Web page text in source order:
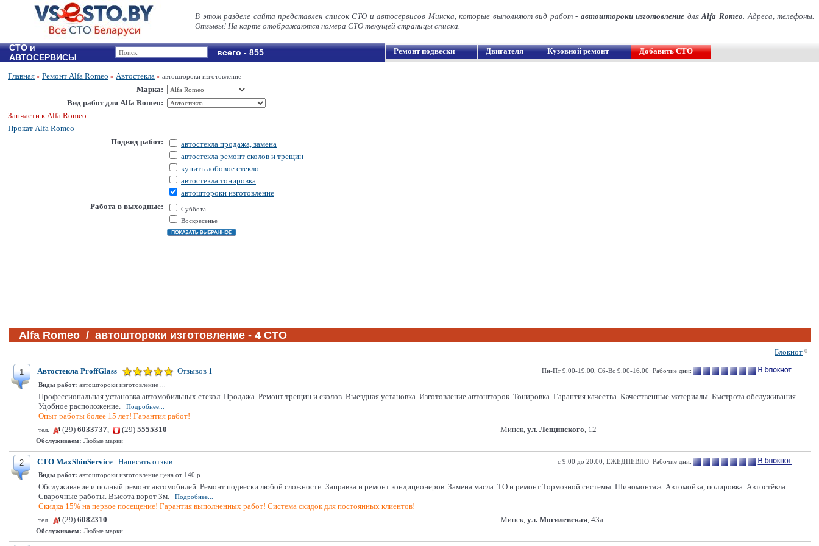
В этом разделе сайта представлен список СТО и автосервисов Минска, которые выполняют вид работ - автоштороки изготовление дляAlfa Romeo. Адреса, телефоны.
Отзывы! На карте отображаются номера СТО текущей страницы списка.
СТО и
АВТОСЕРВИСЫ
всего - 855 Ремонт подвески Двигателя Кузовной ремонт Добавить СТО
Главная » Ремонт Alfa Romeo » Автостекла » автоштороки изготовление
Марка:
Вид работ для Alfa Romeo:
Запчасти к Alfa Romeo
Прокат Alfa Romeo
Подвид работ:
автостекла продажа, замена
автостекла ремонт сколов и трещин
купить лобовое стекло
автостекла тонировка
автоштороки изготовление
Работа в выходные:
Суббота
Воскресенье
Alfa Romeo / автоштороки изготовление - 4 СТО
Блокнот 0
1 Автостекла ProffGlass Отзывов 1
Пн-Пт 9.00-19.00, Сб-Вс 9.00-16.00 Рабочие дни:
Виды работ: автоштороки изготовление ...
Профессиональная установка автомобильных стекол. Продажа. Ремонт трещин и сколов. Выездная установка. Изготовление автошторок. Тонировка. Гарантия качества. Качественные материалы. Быстрота обслуживания.
Удобное расположение.
Подробнее...
Опыт работы более 15 лет! Гарантия работ!
тел. (29) 6033737, (29) 5555310 Минск, ул. Лещинского, 12
Обслуживаем: Любые марки
2 СТО MaxShinService Написать отзыв
с 9:00 до 20:00, ЕЖЕДНЕВНО Рабочие дни:
Виды работ: автоштороки изготовление цена от 140 р.
Обслуживание и полный ремонт автомобилей. Ремонт подвески любой сложности. Заправка и ремонт кондиционеров. Замена масла. ТО и ремонт Тормозной системы. Шиномонтаж. Автомойка, полировка. Автостёкла.
Сварочные работы. Высота ворот 3м.
Подробнее...
Скидка 15% на первое посещение! Гарантия выполненных работ! Система скидок для постоянных клиентов!
тел. (29) 6082310 Минск, ул. Могилевская, 43а
Обслуживаем: Любые марки